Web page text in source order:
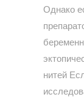
Однако
нитей